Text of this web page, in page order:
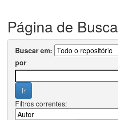
Página de Busca
Buscar em:
por
Filtros correntes: